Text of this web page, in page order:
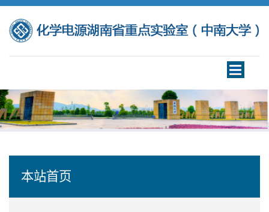
Toggle
navigation
本站首页